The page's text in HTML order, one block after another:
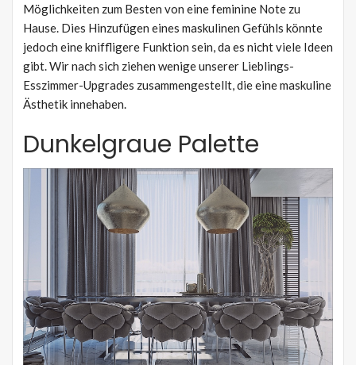
Möglichkeiten zum Besten von eine feminine Note zu
Hause. Dies Hinzufügen eines maskulinen Gefühls könnte
jedoch eine kniffligere Funktion sein, da es nicht viele Ideen
gibt. Wir nach sich ziehen wenige unserer Lieblings-
Esszimmer-Upgrades zusammengestellt, die eine maskuline
Ästhetik innehaben.
Dunkelgraue Palette